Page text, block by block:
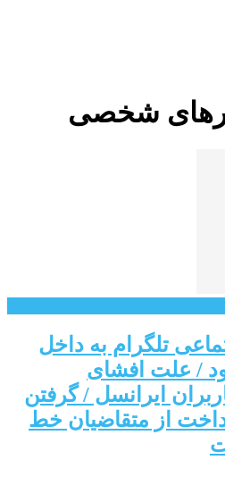
شخصی
تلگرام به داخل
/ علت افشای
ایرانسل / گرفتن
از متقاضیان خط